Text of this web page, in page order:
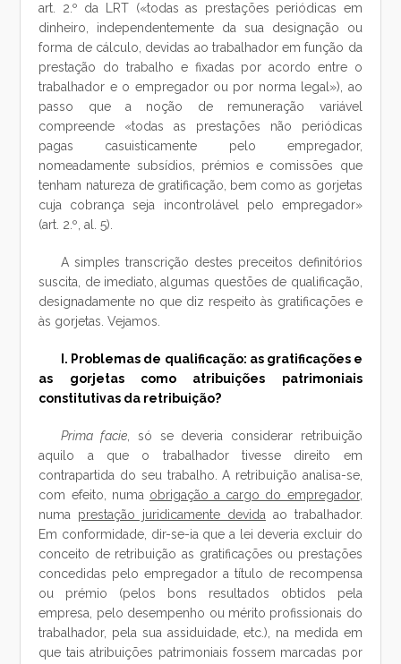
art. 2.º da LRT («todas as prestações periódicas em
dinheiro, independentemente da sua designação ou
forma de cálculo, devidas ao trabalhador em função da
prestação do trabalho e fixadas por acordo entre o
trabalhador e o empregador ou por norma legal»), ao
passo que a noção de remuneração variável
compreende «todas as prestações não periódicas
pagas casuisticamente pelo empregador,
nomeadamente subsídios, prémios e comissões que
tenham natureza de gratificação, bem como as gorjetas
cuja cobrança seja incontrolável pelo empregador»
(art. 2.º, al. 5).
A simples transcrição destes preceitos definitórios
suscita, de imediato, algumas questões de qualificação,
designadamente no que diz respeito às gratificações e
às gorjetas. Vejamos.
I. Problemas de qualificação: as gratificações e
as gorjetas como atribuições patrimoniais
constitutivas da retribuição?
Prima facie , só se deveria considerar retribuição
aquilo a que o trabalhador tivesse direito em
contrapartida do seu trabalho. A retribuição analisa-se,
com efeito, numa obrigação a cargo do empregador,
numa prestação juridicamente devida ao trabalhador.
Em conformidade, dir-se-ia que a lei deveria excluir do
conceito de retribuição as gratificações ou prestações
concedidas pelo empregador a título de recompensa
ou prémio (pelos bons resultados obtidos pela
empresa, pelo desempenho ou mérito profissionais do
trabalhador, pela sua assiduidade, etc.), na medida em
que tais atribuições patrimoniais fossem marcadas por